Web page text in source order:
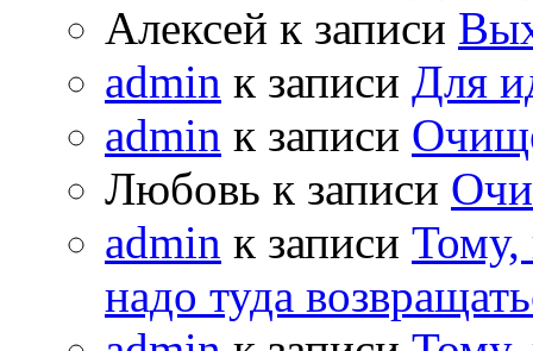
Алексей к записи
admin к записи Для
admin к записи
Любовь к записи
admin к записи Тому,
надо туда